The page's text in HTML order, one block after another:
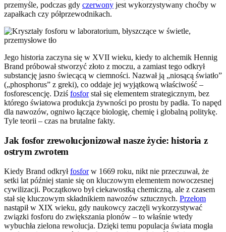
przemyśle, podczas gdy czerwony jest wykorzystywany choćby w
zapałkach czy półprzewodnikach.
Jego historia zaczyna się w XVII wieku, kiedy to alchemik Hennig
Brand próbował stworzyć złoto z moczu, a zamiast tego odkrył
substancję jasno świecącą w ciemności. Nazwał ją „niosącą światło”
(„phosphorus” z greki), co oddaje jej wyjątkową właściwość –
fosforescencję. Dziś fosforstał się elementem strategicznym, bez
którego światowa produkcja żywności po prostu by padła. To napęd
dla nawozów, ogniwo łączące biologię, chemię i globalną politykę.
Tyle teorii – czas na brutalne fakty.
Jak fosfor zrewolucjonizował nasze życie: historia z
ostrym zwrotem
Kiedy Brand odkryłfosforw 1669 roku, nikt nie przeczuwał, że
setki lat później stanie się on kluczowym elementem nowoczesnej
cywilizacji. Początkowo był ciekawostką chemiczną, ale z czasem
stał się kluczowym składnikiem nawozów sztucznych. Przełom
nastąpił w XIX wieku, gdy naukowcy zaczęli wykorzystywać
związki fosforu do zwiększania plonów – to właśnie wtedy
wybuchła zielona rewolucja. Dzięki temu populacja świata mogła